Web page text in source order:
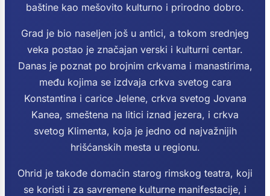
baštine kao mešovito kulturno i prirodno dobro.
Grad je bio naseljen još u antici, a tokom srednjeg
veka postao je značajan verski i kulturni centar.
Danas je poznat po brojnim crkvama i manastirima,
među kojima se izdvaja crkva svetog cara
Konstantina i carice Jelene, crkva svetog Jovana
Kanea, smeštena na litici iznad jezera, i crkva
svetog Klimenta, koja je jedno od najvažnijih
hrišćanskih mesta u regionu.
Ohrid je takođe domaćin starog rimskog teatra, koji
se koristi i za savremene kulturne manifestacije, i